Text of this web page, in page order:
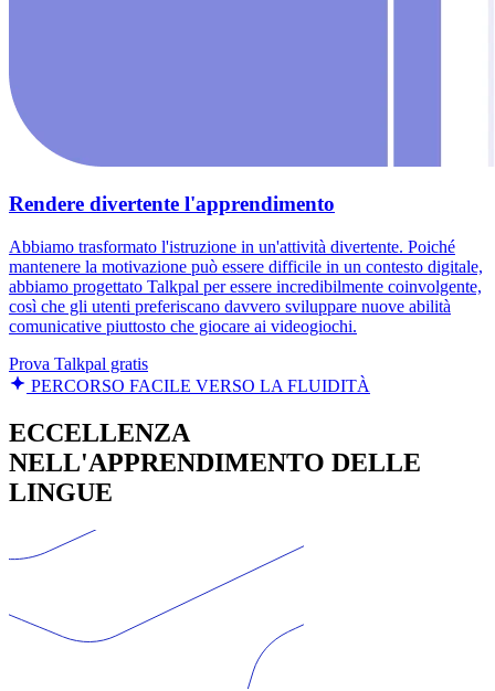
Rendere divertente l'apprendimento
Abbiamo trasformato l'istruzione in un'attività divertente. Poiché
mantenere la motivazione può essere difficile in un contesto digitale,
abbiamo progettato Talkpal per essere incredibilmente coinvolgente,
così che gli utenti preferiscano davvero sviluppare nuove abilità
comunicative piuttosto che giocare ai videogiochi.
Prova Talkpal gratis
PERCORSO FACILE VERSO LA FLUIDITÀ
ECCELLENZA
NELL'APPRENDIMENTO DELLE
LINGUE